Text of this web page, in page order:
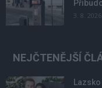
3. 8. 2026
NEJČTENĚJŠÍ